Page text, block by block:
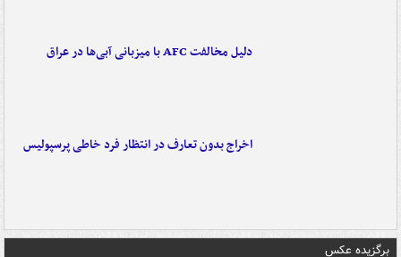
دلیل مخالفت AFC با میزبانی آبی‌ها در عراق
اخراج بدون تعارف در انتظار فرد خاطی پرسپولیس
برگزیده عکس